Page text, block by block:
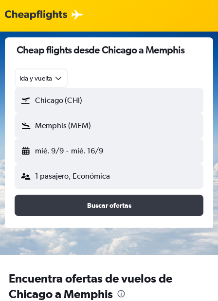
Cheap flights desde Chicago a Memphis
Ida y vuelta
Chicago (CHI)
Memphis (MEM)
mié. 9/9 - mié. 16/9
1 pasajero, Económica
Buscar ofertas
Encuentra ofertas de vuelos de
Chicago a Memphis